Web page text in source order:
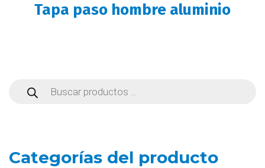
Categorías del producto
Tapa paso hombre aluminio